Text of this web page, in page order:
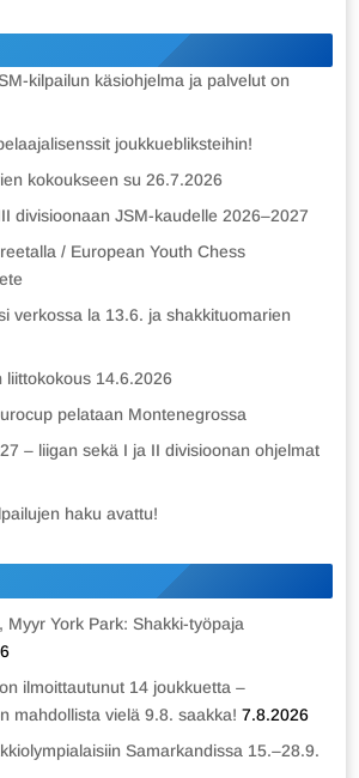
kilpailun käsiohjelma ja palvelut on
joukkuebliksteihin!
kokoukseen su 26.7.2026
divisioonaan JSM-kaudelle 2026–2027
/ European Youth Chess
verkossa la 13.6. ja shakkituomarien
liittokokous 14.6.2026
pelataan Montenegrossa
– liigan sekä I ja II divisioonan ohjelmat
haku avattu!
Myyr York Park: Shakki-työpaja
ilmoittautunut 14 joukkuetta –
mahdollista vielä 9.8. saakka! 7.8.2026
Samarkandissa 15.–28.9.